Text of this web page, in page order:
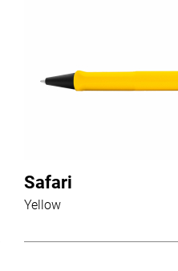
Safari
Yellow